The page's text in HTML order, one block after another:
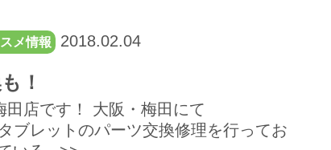
メ情報 2018.02.04
！
店です！ 大阪・梅田にて
ブレットのパーツ交換修理を行ってお